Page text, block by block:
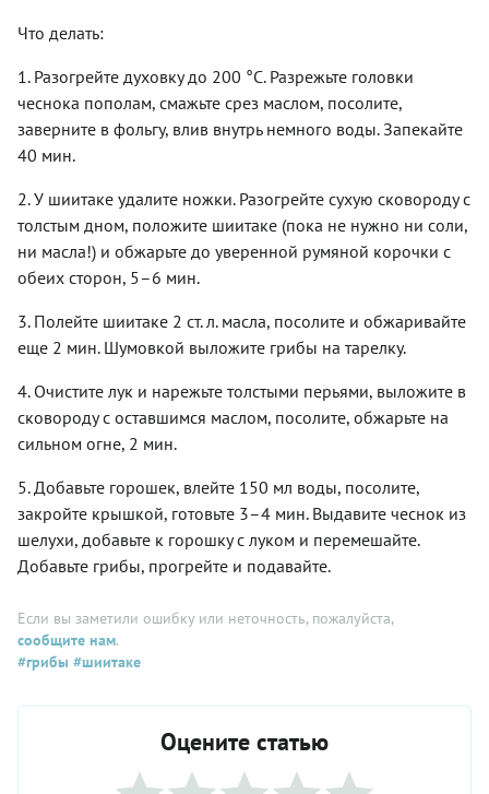
Что делать:
1. Разогрейте духовку до 200 °С. Разрежьте головки
чеснока пополам, смажьте срез маслом, посолите,
заверните в фольгу, влив внутрь немного воды. Запекайте
40 мин.
2. У шиитаке удалите ножки. Разогрейте сухую сковороду с
толстым дном, положите шиитаке (пока не нужно ни соли,
ни масла!) и обжарьте до уверенной румяной корочки с
обеих сторон, 5–6 мин.
3. Полейте шиитаке 2 ст. л. масла, посолите и обжаривайте
еще 2 мин. Шумовкой выложите грибы на тарелку.
4. Очистите лук и нарежьте толстыми перьями, выложите в
сковороду с оставшимся маслом, посолите, обжарьте на
сильном огне, 2 мин.
5. Добавьте горошек, влейте 150 мл воды, посолите,
закройте крышкой, готовьте 3–4 мин. Выдавите чеснок из
шелухи, добавьте к горошку с луком и перемешайте.
Добавьте грибы, прогрейте и подавайте.
Если вы заметили ошибку или неточность, пожалуйста,
сообщите нам.
#грибы #шиитаке
Оцените статью